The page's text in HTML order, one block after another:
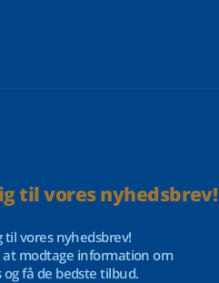
til vores nyhedsbrev!
til vores nyhedsbrev!
modtage information om
og få de bedste tilbud.